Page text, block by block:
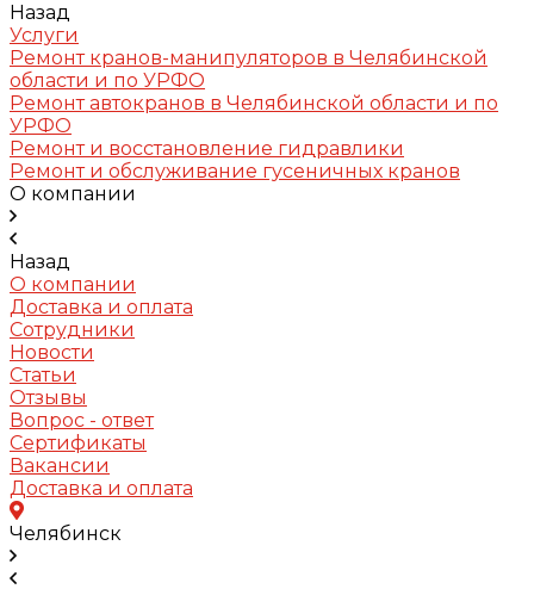
Назад
Услуги
Ремонт кранов-манипуляторов в Челябинской
области и по УРФО
Ремонт автокранов в Челябинской области и по
УРФО
Ремонт и восстановление гидравлики
Ремонт и обслуживание гусеничных кранов
О компании
Назад
О компании
Доставка и оплата
Сотрудники
Новости
Статьи
Отзывы
Вопрос - ответ
Сертификаты
Вакансии
Доставка и оплата
Челябинск